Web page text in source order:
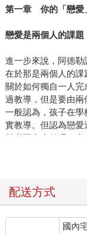
第一章 你的「戀愛
戀愛是兩個人的課題
進一步來說，阿德
在於那是兩個人的課
關於如何獨自一人
過教導，但是要由兩
一般認為，孩子在
實教導。但認為戀愛
想必不在少數吧？
的一切，都不是應
情網」這四個字，
不過誠如我們接下
那麼自然，那麼談
配送方式
國內